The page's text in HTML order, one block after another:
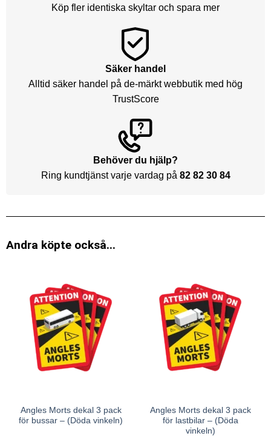
Köp fler identiska skyltar och spara mer
Säker handel
Alltid säker handel på de-märkt webbutik med hög
TrustScore
Behöver du hjälp?
Ring kundtjänst varje vardag på 82 82 30 84
Andra köpte också...
Angles Morts dekal 3 pack
för bussar – (Döda vinkeln)
Angles Morts dekal 3 pack
för lastbilar – (Döda
vinkeln)